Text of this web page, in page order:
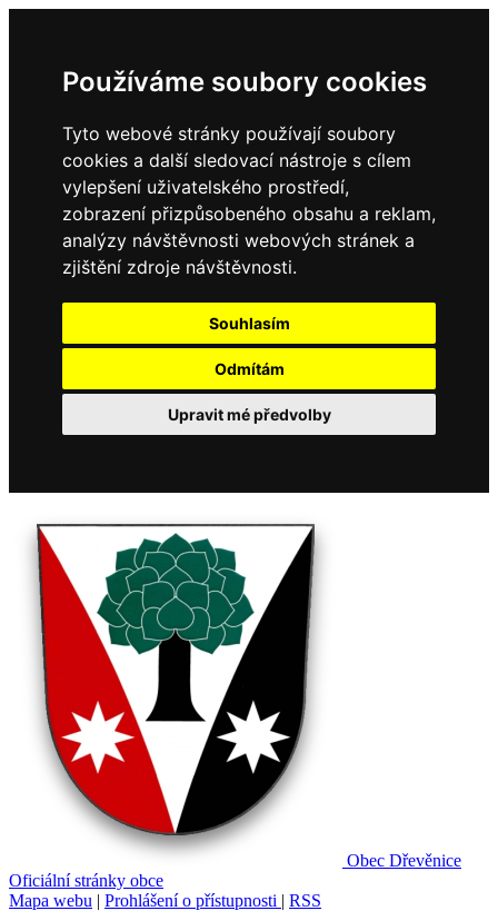
Používáme soubory cookies
Tyto webové stránky používají soubory
cookies a další sledovací nástroje s cílem
vylepšení uživatelského prostředí,
zobrazení přizpůsobeného obsahu a reklam,
analýzy návštěvnosti webových stránek a
zjištění zdroje návštěvnosti.
Souhlasím
Odmítám
Upravit mé předvolby
Obec Dřevěnice
Oficiální stránky obce
Mapa webu | Prohlášení o přístupnosti | RSS